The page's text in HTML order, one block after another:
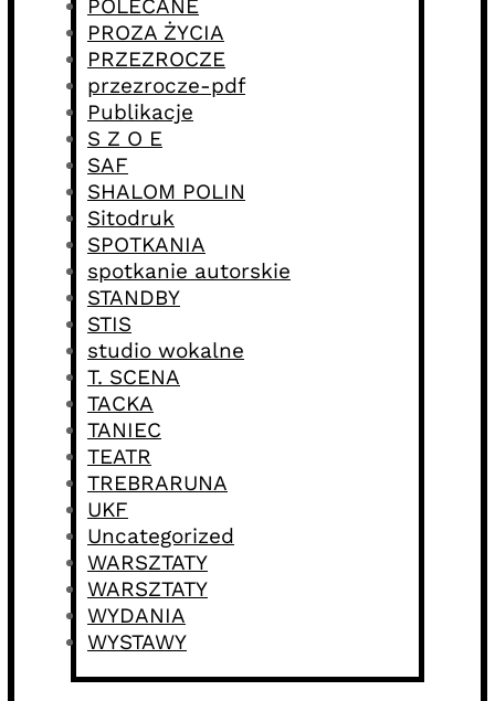
POLECANE
PROZA ŻYCIA
PRZEZROCZE
przezrocze-pdf
Publikacje
S Z O E
SAF
SHALOM POLIN
Sitodruk
SPOTKANIA
spotkanie autorskie
STANDBY
STIS
studio wokalne
T. SCENA
TACKA
TANIEC
TEATR
TREBRARUNA
UKF
Uncategorized
WARSZTATY
WARSZTATY
WYDANIA
WYSTAWY